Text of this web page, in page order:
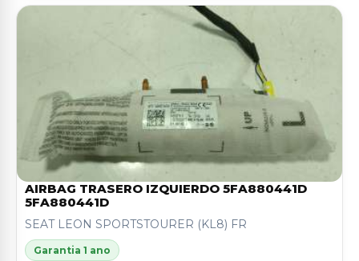
AIRBAG TRASERO IZQUIERDO 5FA880441D
5FA880441D
SEAT LEON SPORTSTOURER (KL8) FR
Garantia 1 ano